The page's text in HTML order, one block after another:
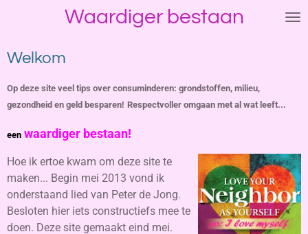
de
Waardiger bestaan
Welkom
Op deze site veel tips over consuminderen: grondstoffen, milieu,
gezondheid en geld besparen! Respectvoller omgaan met al wat leeft...
een waardiger bestaan!
Hoe ik ertoe kwam om deze site te
maken... Begin mei 2013 vond ik
onderstaand lied van Peter de Jong.
Besloten hier iets constructiefs mee te
doen. Deze site gemaakt eind mei.